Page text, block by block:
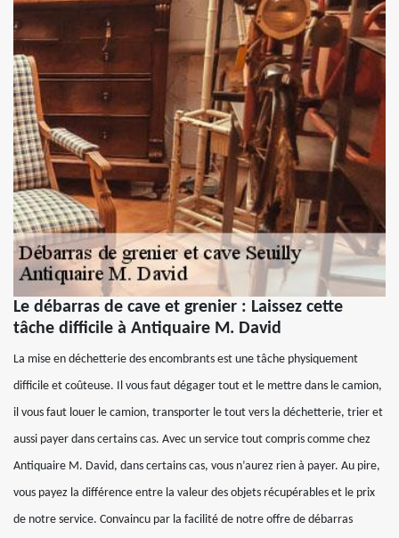
Le débarras de cave et grenier : Laissez cette
tâche difficile à Antiquaire M. David
La mise en déchetterie des encombrants est une tâche physiquement
difficile et coûteuse. Il vous faut dégager tout et le mettre dans le camion,
il vous faut louer le camion, transporter le tout vers la déchetterie, trier et
aussi payer dans certains cas. Avec un service tout compris comme chez
Antiquaire M. David, dans certains cas, vous n’aurez rien à payer. Au pire,
vous payez la différence entre la valeur des objets récupérables et le prix
de notre service. Convaincu par la facilité de notre offre de débarras